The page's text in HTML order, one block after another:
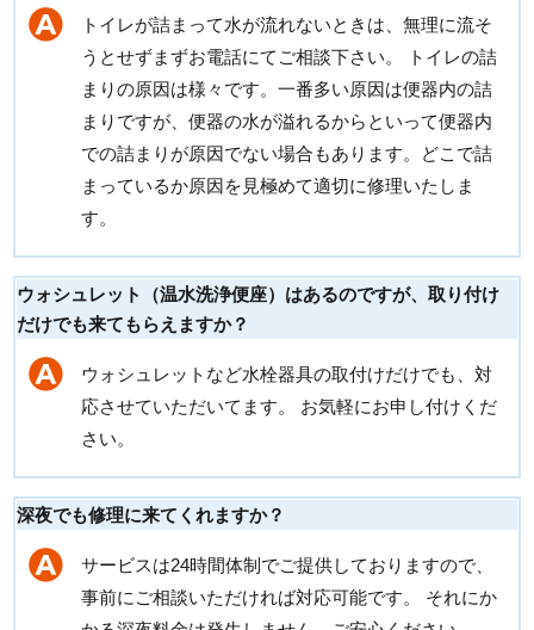
トイレが詰まって水が流れないときは、無理に流そ
うとせずまずお電話にてご相談下さい。 トイレの詰
まりの原因は様々です。一番多い原因は便器内の詰
まりですが、便器の水が溢れるからといって便器内
での詰まりが原因でない場合もあります。どこで詰
まっているか原因を見極めて適切に修理いたしま
す。
ウォシュレット（温水洗浄便座）はあるのですが、取り付け
だけでも来てもらえますか？
ウォシュレットなど水栓器具の取付けだけでも、対
応させていただいてます。 お気軽にお申し付けくだ
さい。
深夜でも修理に来てくれますか？
サービスは24時間体制でご提供しておりますので、
事前にご相談いただければ対応可能です。 それにか